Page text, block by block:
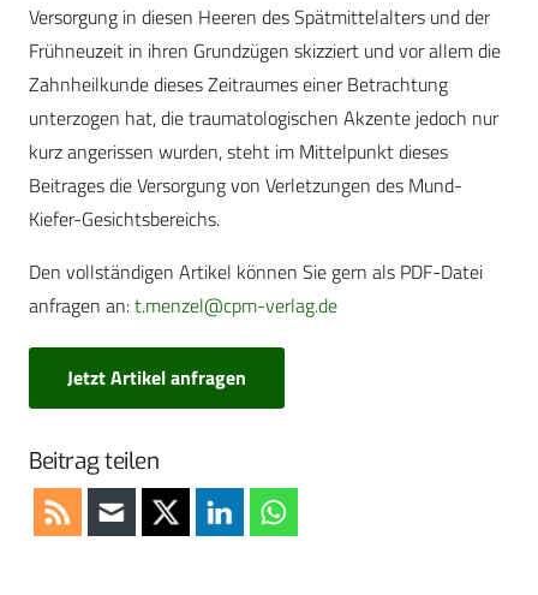
Versorgung in diesen Heeren des Spätmittelalters und der
Frühneuzeit in ihren Grundzügen skizziert und vor allem die
Zahnheilkunde dieses Zeitraumes einer Betrachtung
unterzogen hat, die traumatologischen Akzente jedoch nur
kurz angerissen wurden, steht im Mittelpunkt dieses
Beitrages die Versorgung von Verletzungen des Mund-
Kiefer-Gesichtsbereichs.
Den vollständigen Artikel können Sie gern als PDF-Datei
anfragen an:t.menzel@cpm-verlag.de
Jetzt Artikel anfragen
Beitrag teilen